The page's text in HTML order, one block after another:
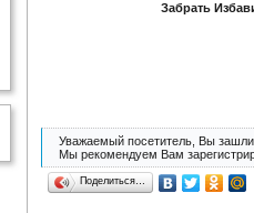
Забрать
Уважаемый посетитель, Вы зашли
Мы рекомендуем Вам
Поделиться…